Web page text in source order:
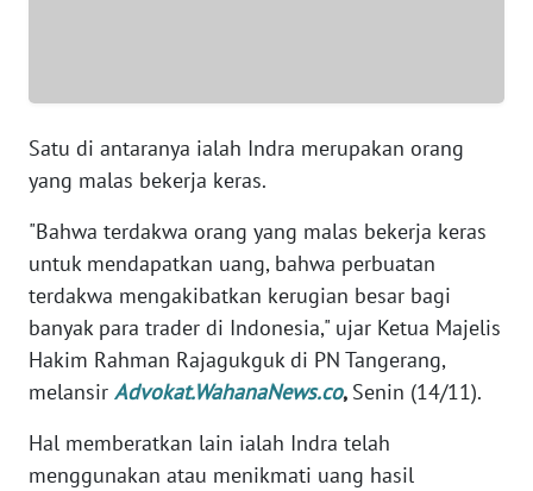
Satu di antaranya ialah Indra merupakan orang
yang malas bekerja keras.
"Bahwa terdakwa orang yang malas bekerja keras
untuk mendapatkan uang, bahwa perbuatan
terdakwa mengakibatkan kerugian besar bagi
banyak para trader di Indonesia," ujar Ketua Majelis
Hakim Rahman Rajagukguk di PN Tangerang,
melansir Advokat.WahanaNews.co, Senin (14/11).
Hal memberatkan lain ialah Indra telah
menggunakan atau menikmati uang hasil
WN
JABAR
WN
BANTEN
WN
NTT
KEPRI